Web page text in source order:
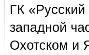
ГК
западной
Охотском и